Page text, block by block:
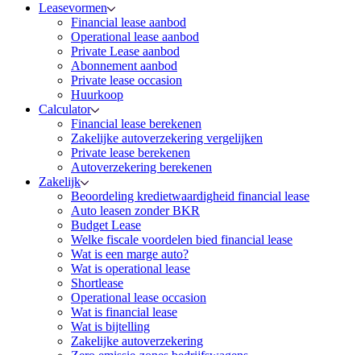
Leasevormen
Financial lease aanbod
Operational lease aanbod
Private Lease aanbod
Abonnement aanbod
Private lease occasion
Huurkoop
Calculator
Financial lease berekenen
Zakelijke autoverzekering vergelijken
Private lease berekenen
Autoverzekering berekenen
Zakelijk
Beoordeling kredietwaardigheid financial lease
Auto leasen zonder BKR
Budget Lease
Welke fiscale voordelen bied financial lease
Wat is een marge auto?
Wat is operational lease
Shortlease
Operational lease occasion
Wat is financial lease
Wat is bijtelling
Zakelijke autoverzekering